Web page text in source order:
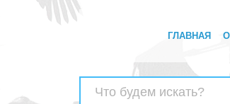
ГЛАВНАЯ
Найти: